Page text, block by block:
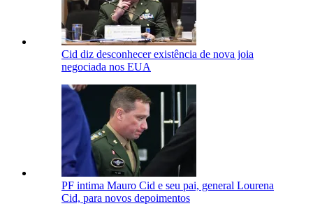
Cid diz desconhecer existência de nova joia
negociada nos EUA
PF intima Mauro Cid e seu pai, general Lourena
Cid, para novos depoimentos